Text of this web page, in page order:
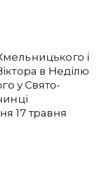
і
в Неділю
у Свято-
17 травня